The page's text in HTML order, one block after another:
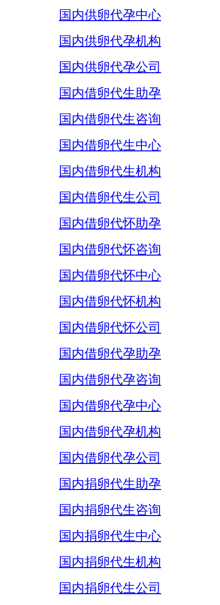
国内供卵代孕中心
国内供卵代孕机构
国内供卵代孕公司
国内借卵代生助孕
国内借卵代生咨询
国内借卵代生中心
国内借卵代生机构
国内借卵代生公司
国内借卵代怀助孕
国内借卵代怀咨询
国内借卵代怀中心
国内借卵代怀机构
国内借卵代怀公司
国内借卵代孕助孕
国内借卵代孕咨询
国内借卵代孕中心
国内借卵代孕机构
国内借卵代孕公司
国内捐卵代生助孕
国内捐卵代生咨询
国内捐卵代生中心
国内捐卵代生机构
国内捐卵代生公司